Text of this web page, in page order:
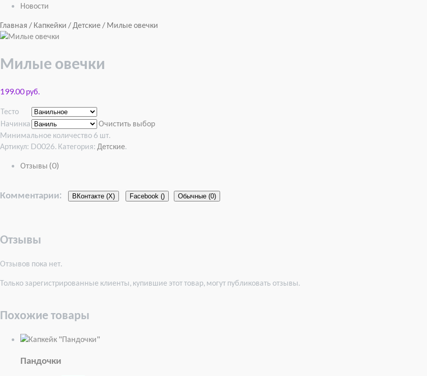
Новости
Главная / Капкейки / Детские / Милые овечки
Милые овечки
199.00 руб.
Тесто
Начинка
Очистить выбор
Минимальное количество 6 шт.
Артикул: D0026. Категория: Детские.
Отзывы (0)
Комментарии: ВКонтакте (X) Facebook () Обычные (0)
Отзывы
Отзывов пока нет.
Только зарегистрированные клиенты, купившие этот товар, могут публиковать отзывы.
Похожие товары
Пандочки